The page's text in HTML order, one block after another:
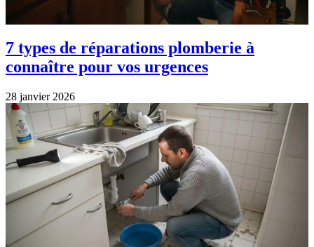
7 types de réparations plomberie à
connaître pour vos urgences
28 janvier 2026